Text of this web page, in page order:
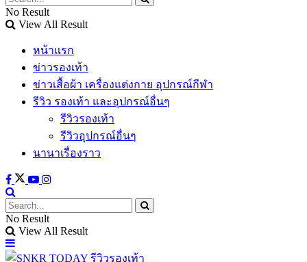
No Result
View All Result
หน้าแรก
ข่าวรองเท้า
ข่าวเสื้อผ้า เครื่องแต่งกาย อุปกรณ์กีฬา
รีวิว รองเท้า และอุปกรณ์อื่นๆ
รีวิวรองเท้า
รีวิวอุปกรณ์อื่นๆ
นานาเรื่องราว
No Result
View All Result